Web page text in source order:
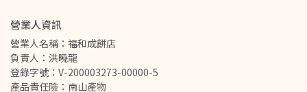
營業人資訊
營業人名稱：福和成餅店
負責人：洪曉龍
登錄字號：V-200003273-00000-5
產品責任險：南山產物